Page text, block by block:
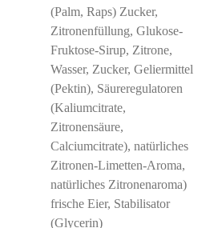
(Palm, Raps) Zucker,
Zitronenfüllung, Glukose-
Fruktose-Sirup, Zitrone,
Wasser, Zucker, Geliermittel
(Pektin), Säureregulatoren
(Kaliumcitrate,
Zitronensäure,
Calciumcitrate), natürliches
Zitronen-Limetten-Aroma,
natürliches Zitronenaroma)
frische Eier, Stabilisator
(Glycerin)